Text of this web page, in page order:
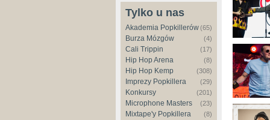
Tylko u nas
Akademia Popkillerów(65)
Burza Mózgów (4)
Cali Trippin (17)
Hip Hop Arena (8)
Hip Hop Kemp (308)
Imprezy Popkillera (29)
Konkursy (201)
Microphone Masters (23)
Mixtape'y Popkillera (8)